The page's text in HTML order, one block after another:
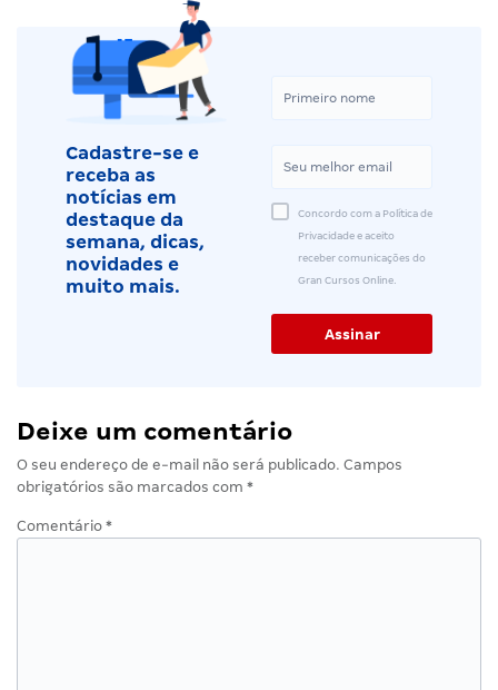
Cadastre-se e
receba as
notícias em
destaque da
semana, dicas,
novidades e
muito mais.
Concordo com a Política de
Privacidade e aceito
receber comunicações do
Gran Cursos Online.
Deixe um comentário
O seu endereço de e-mail não será publicado. Campos
obrigatórios são marcados com *
Comentário *